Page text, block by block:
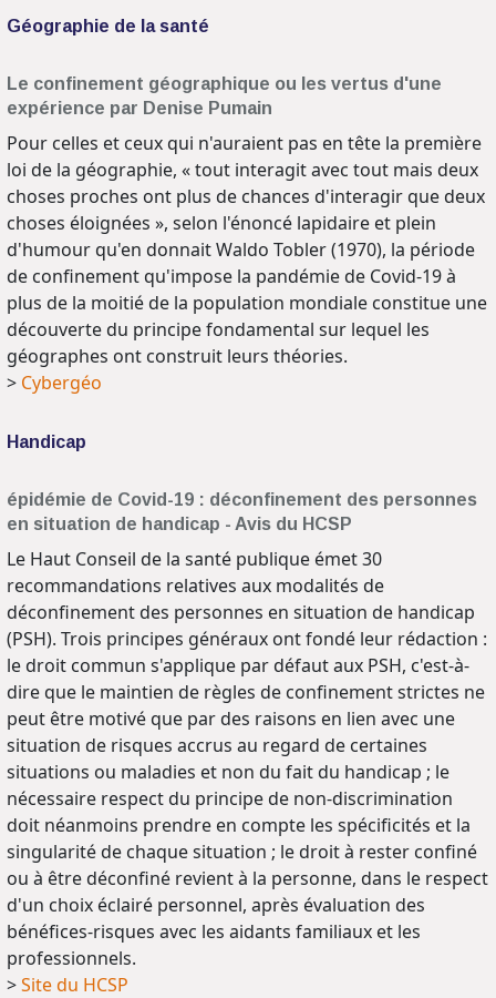
Géographie de la santé
Le confinement géographique ou les vertus d'une
expérience par Denise Pumain
Pour celles et ceux qui n'auraient pas en tête la première
loi de la géographie, « tout interagit avec tout mais deux
choses proches ont plus de chances d'interagir que deux
choses éloignées », selon l'énoncé lapidaire et plein
d'humour qu'en donnait Waldo Tobler (1970), la période
de confinement qu'impose la pandémie de Covid-19 à
plus de la moitié de la population mondiale constitue une
découverte du principe fondamental sur lequel les
géographes ont construit leurs théories.
> Cybergéo
Handicap
épidémie de Covid-19 : déconfinement des personnes
en situation de handicap - Avis du HCSP
Le Haut Conseil de la santé publique émet 30
recommandations relatives aux modalités de
déconfinement des personnes en situation de handicap
(PSH). Trois principes généraux ont fondé leur rédaction :
le droit commun s'applique par défaut aux PSH, c'est-à-
dire que le maintien de règles de confinement strictes ne
peut être motivé que par des raisons en lien avec une
situation de risques accrus au regard de certaines
situations ou maladies et non du fait du handicap ; le
nécessaire respect du principe de non-discrimination
doit néanmoins prendre en compte les spécificités et la
singularité de chaque situation ; le droit à rester confiné
ou à être déconfiné revient à la personne, dans le respect
d'un choix éclairé personnel, après évaluation des
bénéfices-risques avec les aidants familiaux et les
professionnels.
>Site du HCSP